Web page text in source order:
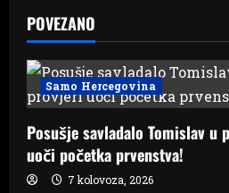
v
i
g
a
t
POVEZANO
Samo Hercegovina
Posušje savladalo Tomislav
uoči početka prvenstva!
7 kolovoza, 2026